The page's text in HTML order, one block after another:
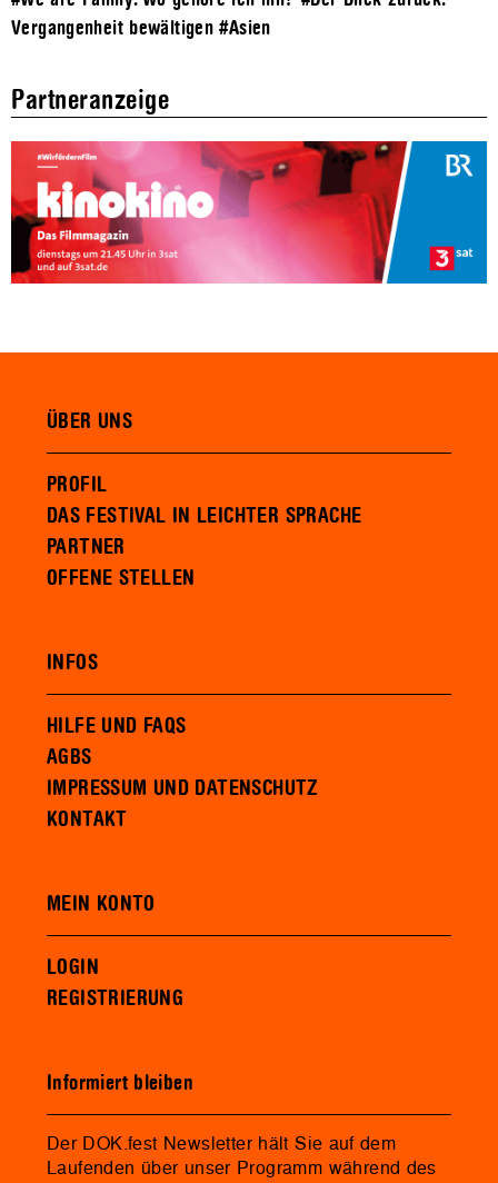
Vergangenheit bewältigen #Asien
Partneranzeige
ÜBER UNS
PROFIL
DAS FESTIVAL IN LEICHTER SPRACHE
PARTNER
OFFENE STELLEN
INFOS
HILFE UND FAQS
AGBS
IMPRESSUM UND DATENSCHUTZ
KONTAKT
MEIN KONTO
LOGIN
REGISTRIERUNG
Informiert bleiben
Der DOK.fest Newsletter hält Sie auf dem
Laufenden über unser Programm während des